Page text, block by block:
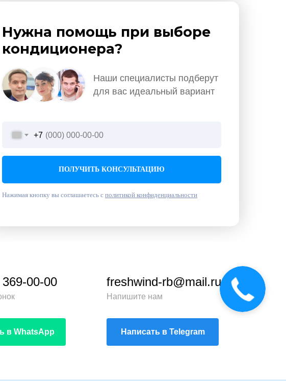
Наши специалисты подберут
для вас идеальный вариант
Нужна помощь при выборе
кондиционера?
+7
ПОЛУЧИТЬ КОНСУЛЬТАЦИЮ
Нажимая кнопку вы соглашаетесь с политикой конфиденциальности
00-00 freshwind-rb@mail.ru
Напишите нам
в WhatsApp Написать в Telegram